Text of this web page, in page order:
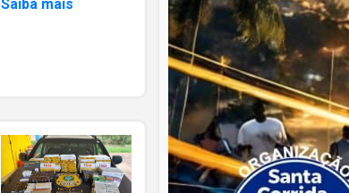
Saiba mais